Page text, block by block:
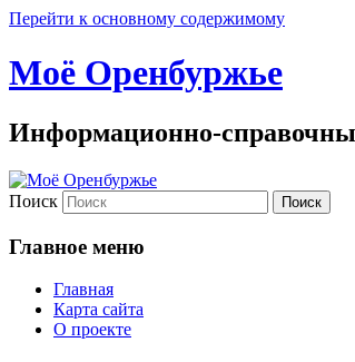
Перейти к основному содержимому
Моё Оренбуржье
Информационно-
Поиск
Главное меню
Главная
Карта сайта
О проекте